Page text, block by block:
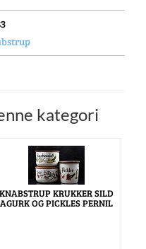
kategori
KNABSTRUP KRUKKER SILD
AGURK OG PICKLES PERNIL